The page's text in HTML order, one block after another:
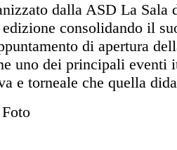
dalla ASD La Sala
consolidando il
di apertura
uno dei principali eventi
e torneale che quella